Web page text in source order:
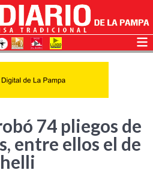
74 pliegos de
entre ellos el de